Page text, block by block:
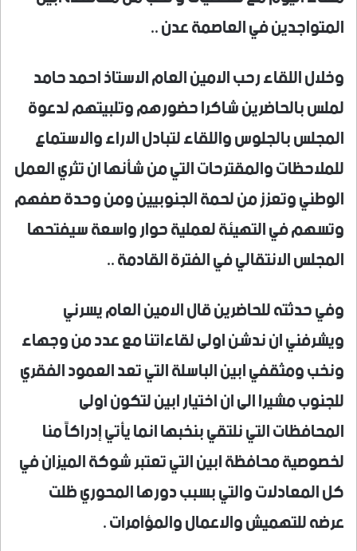
المتواجدين في العاصمة عدن ..
وخلال اللقاء رحب الامين العام الاستاذ احمد حامد
لملس بالحاضرين شاكرا حضورهم وتلبيتهم لدعوة
المجلس بالجلوس واللقاء لتبادل الاراء والاستماع
للملاحظات والمقترحات التي من شأنها ان تثري العمل
الوطني وتعزز من لحمة الجنوبيين ومن وحدة صفهم
وتسهم في التهيئة لعملية حوار واسعة سيفتحها
المجلس الانتقالي في الفترة القادمة ..
وفي حدثته للحاضرين قال الامين العام يسرني
ويشرفني ان ندشن اولى لقاءاتنا مع عدد من وجهاء
ونخب ومثقفي ابين الباسلة التي تعد العمود الفقري
للجنوب مشيرا الى ان اختيار ابين لتكون اولى
المحافظات التي نلتقي بنخبها انما يأتي إدراكاً منا
لخصوصية محافظة ابين التي تعتبر شوكة الميزان في
كل المعادلات والتي بسبب دورها المحوري ظلت
عرضه للتهميش والاعمال والمؤامرات .